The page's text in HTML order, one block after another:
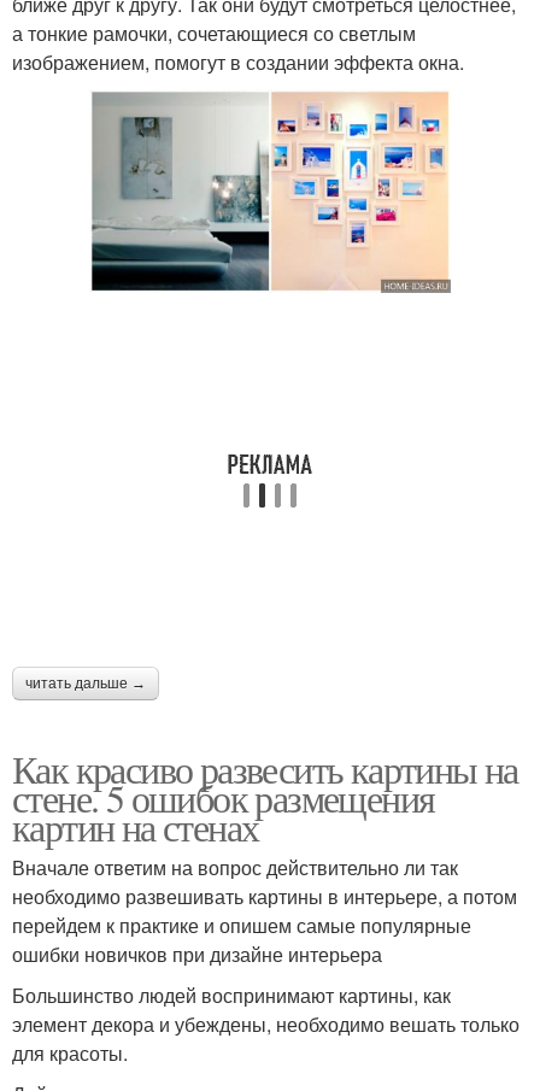
а тонкие рамочки, сочетающиеся со светлым
изображением, помогут в создании эффекта окна.
читать дальше →
Как красиво развесить картины на
стене. 5 ошибок размещения
картин на стенах
Вначале ответим на вопрос действительно ли так
необходимо развешивать картины в интерьере, а потом
перейдем к практике и опишем самые популярные
ошибки новичков при дизайне интерьера
Большинство людей воспринимают картины, как
элемент декора и убеждены, необходимо вешать только
для красоты.